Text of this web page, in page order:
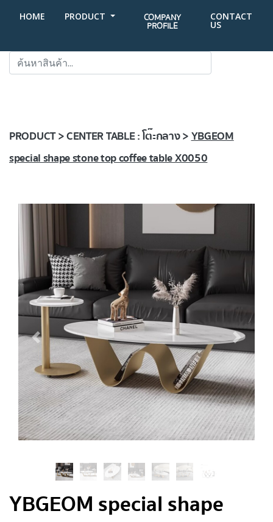
HOME PRODUCT COMPANY
PROFILE
CONTACT
US
PRODUCT > CENTER TABLE : โต๊ะกลาง >YBGEOM
special shape stone top coffee table X0050
YBGEOM special shape